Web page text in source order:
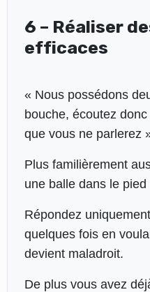
6 – Réaliser
efficaces
« Nous possédons
bouche, écoutez
que vous ne parlerez
Plus familièrement
une balle dans le pied
Répondez
quelques fois en
devient maladroit.
De plus vous avez